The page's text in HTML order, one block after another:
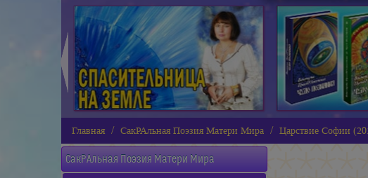
◄
Главная СакРАльная Поэзия Матери Мира Царствие Софии
СакРАльная Поэзия Матери Мира